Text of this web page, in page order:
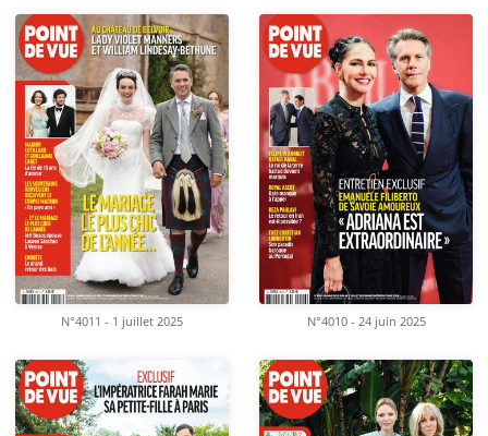
N°4011 - 1 juillet 2025 N°4010 - 24 juin 2025